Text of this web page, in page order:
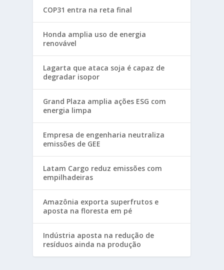
COP31 entra na reta final
Honda amplia uso de energia
renovável
Lagarta que ataca soja é capaz de
degradar isopor
Grand Plaza amplia ações ESG com
energia limpa
Empresa de engenharia neutraliza
emissões de GEE
Latam Cargo reduz emissões com
empilhadeiras
Amazônia exporta superfrutos e
aposta na floresta em pé
Indústria aposta na redução de
resíduos ainda na produção